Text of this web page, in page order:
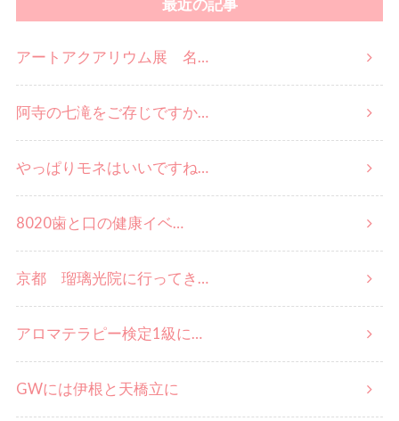
最近の記事
アートアクアリウム展 名…
阿寺の七滝をご存じですか…
やっぱりモネはいいですね…
8020歯と口の健康イベ…
京都 瑠璃光院に行ってき…
アロマテラピー検定1級に…
GWには伊根と天橋立に